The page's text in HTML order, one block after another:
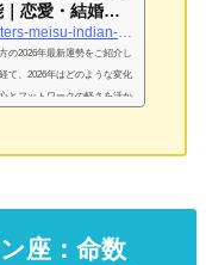
恋愛・結婚・
https://lifetime-fun.link/getters-meisu-indian-gold-11
の2026年最新運勢をご紹介し
て、2026年はどのような変化
とフットワークの軽さを活か
座：命数